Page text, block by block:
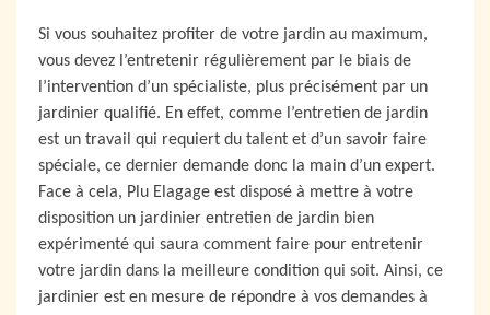
Si vous souhaitez profiter de votre jardin au maximum,
vous devez l’entretenir régulièrement par le biais de
l’intervention d’un spécialiste, plus précisément par un
jardinier qualifié. En effet, comme l’entretien de jardin
est un travail qui requiert du talent et d’un savoir faire
spéciale, ce dernier demande donc la main d’un expert.
Face à cela, Plu Elagage est disposé à mettre à votre
disposition un jardinier entretien de jardin bien
expérimenté qui saura comment faire pour entretenir
votre jardin dans la meilleure condition qui soit. Ainsi, ce
jardinier est en mesure de répondre à vos demandes à